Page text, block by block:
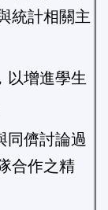
統計相關主
以增進學生
同儕討論過
合作之精